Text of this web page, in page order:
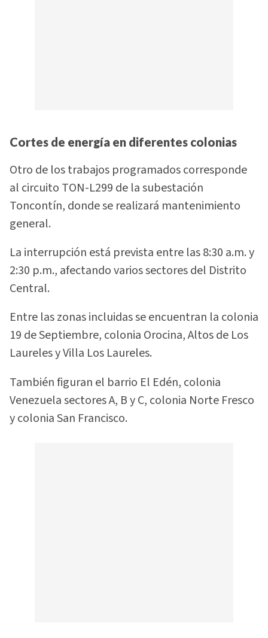
Cortes de energía en diferentes colonias
Otro de los trabajos programados corresponde
al circuito TON-L299 de la subestación
Toncontín, donde se realizará mantenimiento
general.
La interrupción está prevista entre las 8:30 a.m. y
2:30 p.m., afectando varios sectores del Distrito
Central.
Entre las zonas incluidas se encuentran la colonia
19 de Septiembre, colonia Orocina, Altos de Los
Laureles y Villa Los Laureles.
También figuran el barrio El Edén, colonia
Venezuela sectores A, B y C, colonia Norte Fresco
y colonia San Francisco.